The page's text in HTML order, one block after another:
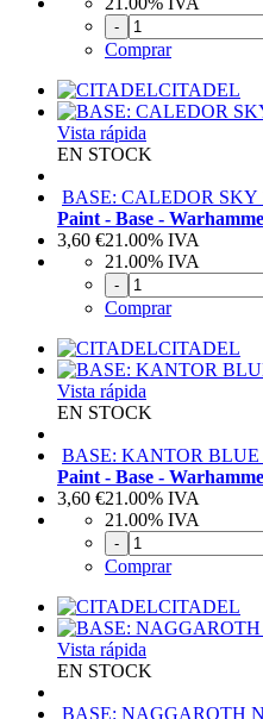
-
Comprar
CITADEL
Vista rápida
EN STOCK
BASE: CALEDOR SKY
Paint - Base -
3,60 €21.00% IVA
21.00% IVA
-
Comprar
CITADEL
Vista rápida
EN STOCK
BASE: KANTOR BLUE
Paint - Base -
3,60 €21.00% IVA
21.00% IVA
-
Comprar
CITADEL
Vista rápida
EN STOCK
BASE: NAGGAROTH